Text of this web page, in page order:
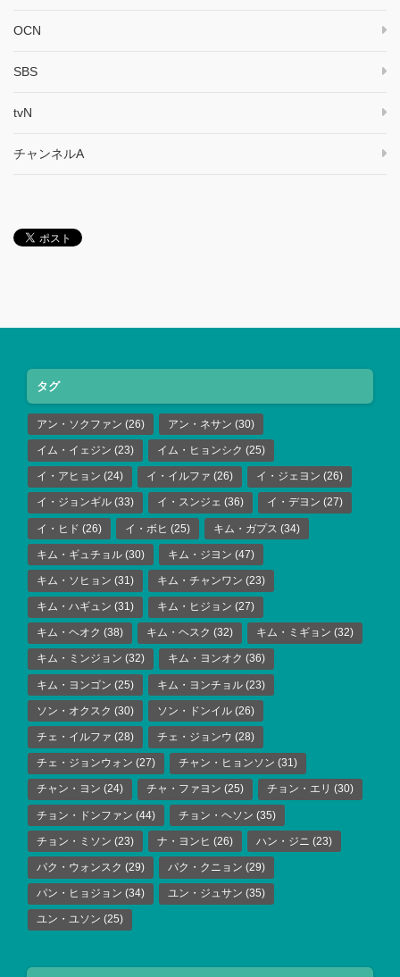
OCN
SBS
tvN
チャンネルA
タグ
アン・ソクファン (26) アン・ネサン (30)
イム・イェジン (23) イム・ヒョンシク (25)
イ・アヒョン (24) イ・イルファ (26) イ・ジェヨン (26)
イ・ジョンギル (33) イ・スンジェ (36) イ・デヨン (27)
イ・ヒド (26) イ・ボヒ (25) キム・ガプス (34)
キム・ギュチョル (30) キム・ジヨン (47)
キム・ソヒョン (31) キム・チャンワン (23)
キム・ハギュン (31) キム・ヒジョン (27)
キム・ヘオク (38) キム・ヘスク (32) キム・ミギョン (32)
キム・ミンジョン (32) キム・ヨンオク (36)
キム・ヨンゴン (25) キム・ヨンチョル (23)
ソン・オクスク (30) ソン・ドンイル (26)
チェ・イルファ (28) チェ・ジョンウ (28)
チェ・ジョンウォン (27) チャン・ヒョンソン (31)
チャン・ヨン (24) チャ・ファヨン (25) チョン・エリ (30)
チョン・ドンファン (44) チョン・ヘソン (35)
チョン・ミソン (23) ナ・ヨンヒ (26) ハン・ジニ (23)
パク・ウォンスク (29) パク・クニョン (29)
パン・ヒョジョン (34) ユン・ジュサン (35)
ユン・ユソン (25)